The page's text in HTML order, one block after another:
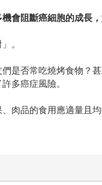
阻斷癌細胞的成長
。
是否常吃燒烤食物？
多癌症風險。
肉品的食用應適量且